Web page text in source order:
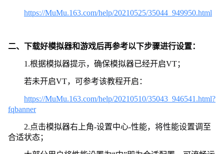
https://MuMu.163.com/help/20210525/35044_949950.html
二、下载好模拟器和游戏后再参考以下步骤进行设置：
1.根据模拟器提示，确保模拟器已经开启VT；
若未开启VT，可参考该教程开启：
https://MuMu.163.com/help/20210510/35043_946541.html?
fqbanner
2.点击模拟器右上角-设置中心-性能，将性能设置调至
合适状态；